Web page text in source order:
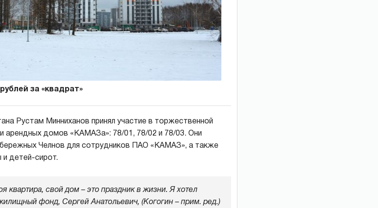
за «квадрат»
Рустам Минниханов принял участие в торжественной
арендных домов «КАМАЗа»: 78/01, 78/02 и 78/03. Они
Челнов для сотрудников ПАО «КАМАЗ», а также
детей-сирот.
квартира, свой дом – это праздник в жизни. Я хотел
фонд, Сергей Анатольевич, (Когогин – прим. ред.)